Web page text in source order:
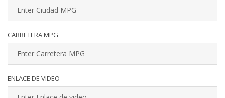
CARRETERA MPG
ENLACE DE VIDEO